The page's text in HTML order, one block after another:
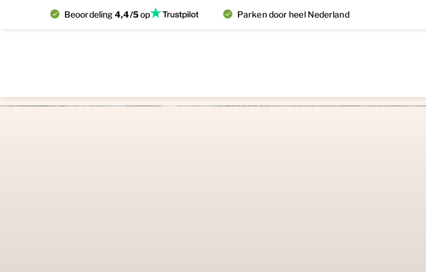
Beoordeling4,4/5op Parken door heel Nederland